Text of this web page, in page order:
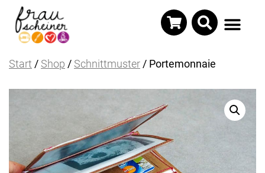
Start / Shop / Schnittmuster/ Portemonnaie